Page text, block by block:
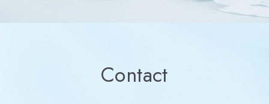
Contact